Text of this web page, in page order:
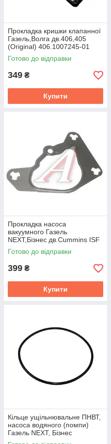
Прокладка кришки клапанної
Газель,Волга дв.406,405
(Original) 406.1007245-01
Готово до відправки
349 ₴
Купити
Прокладка насоса
вакуумного Газель
NEXT,Бізнес дв.Cummins ISF
2.8 (покупн.ГАЗ)
Готово до відправки
399 ₴
Купити
Кільце ущільнювальне ПНВТ,
насоса водяного (помпи)
Газель NEXT, Бізнес
дв.Cummins ISF 2.8 Cummins